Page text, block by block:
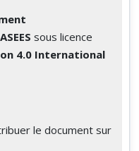
sous licence
4.0 International
le document sur